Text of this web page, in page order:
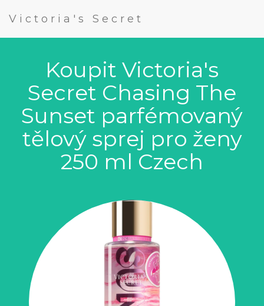
Victoria's Secret
Koupit Victoria's
Secret Chasing The
Sunset parfémovaný
tělový sprej pro ženy
250 ml Czech